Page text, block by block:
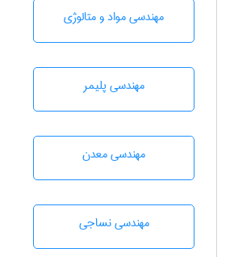
مهندسی مواد و متالوژی
مهندسی پليمر
مهندسی معدن
مهندسي نساجی